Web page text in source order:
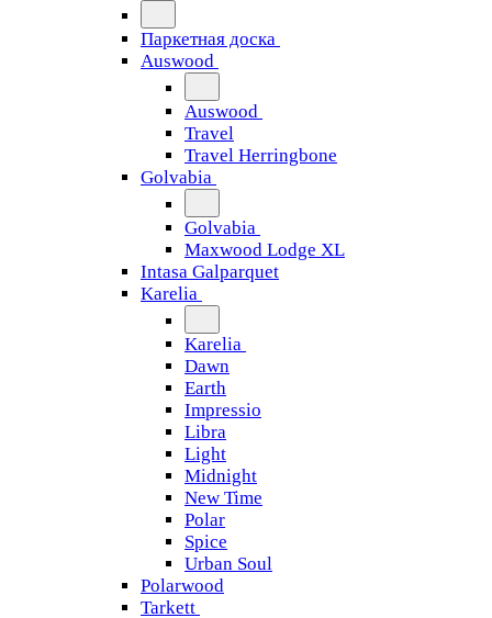
Паркетная доска
Auswood
Auswood
Travel
Travel Herringbone
Golvabia
Golvabia
Maxwood Lodge XL
Intasa Galparquet
Karelia
Karelia
Dawn
Earth
Impressio
Libra
Light
Midnight
New Time
Polar
Spice
Urban Soul
Polarwood
Tarkett